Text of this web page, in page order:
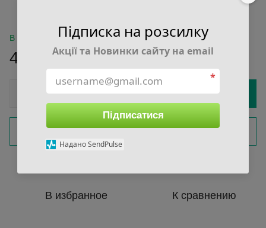
В наличии
4 500 грн
Купить
Быстрый заказ
В избранное К сравнению
Підписка на розсилку
Акції та Новинки сайту на email
*
Підписатися
Надано SendPulse